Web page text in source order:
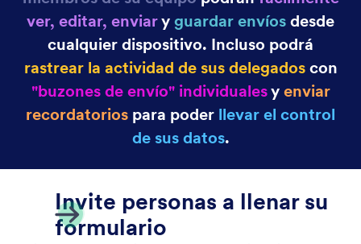
Asignaciones de formularios